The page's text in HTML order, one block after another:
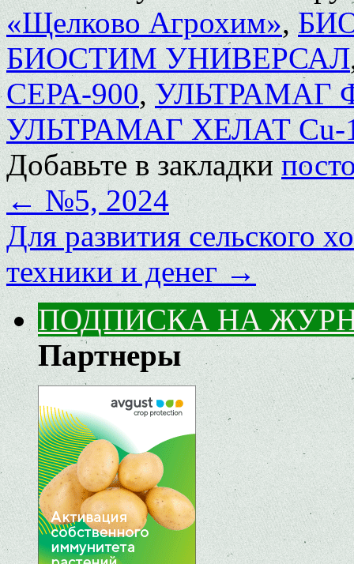
«Щелково Агрохим»,
БИОСТИМ УНИВЕРСАЛ
СЕРА-900,УЛЬТРАМАГ
УЛЬТРАМАГ ХЕЛАТ Сu-
Добавьте в закладки
←№5, 2024
Для развития сельского
техники и денег→
ПОДПИСКА НА
Партнеры